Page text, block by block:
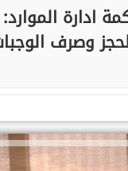
ادارة
وصرف